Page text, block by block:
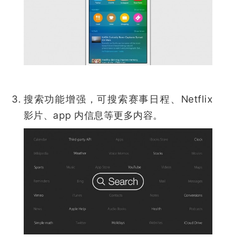
搜索功能增强，可搜索赛事日程、Netflix
影片、app 内信息等更多内容。